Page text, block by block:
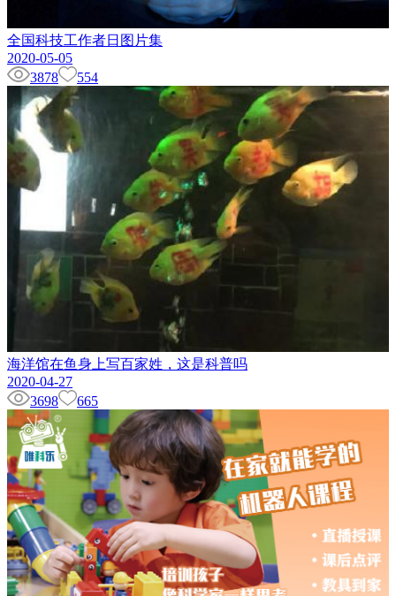
全国科技工作者日图片集
2020-05-05
3878
554
海洋馆在鱼身上写百家姓，这是科普吗
2020-04-27
3698
665